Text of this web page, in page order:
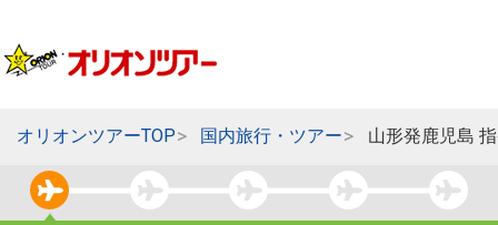
オリオンツアーTOP 国内旅行・ツアー 山形発鹿児島